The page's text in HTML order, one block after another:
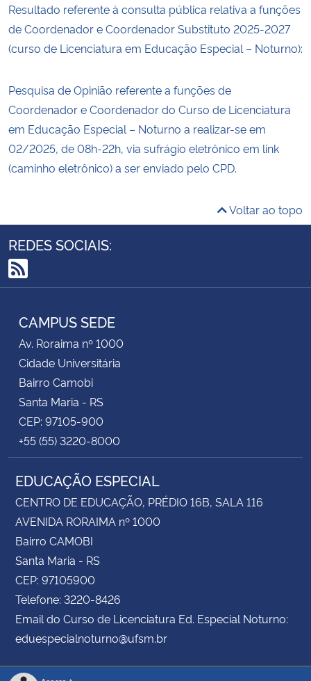
Resultado referente à consulta pública relativa a funções
de Coordenador e Coordenador Substituto 2025-2027
(curso de Licenciatura em Educação Especial – Noturno):
Pesquisa de Opinião referente a funções de
Coordenador e Coordenador do Curso de Licenciatura
em Educação Especial – Noturno a realizar-se em
02/2025, de 08h-22h, via sufrágio eletrônico em link
(caminho eletrônico) a ser enviado pelo CPD.
Voltar ao topo
REDES SOCIAIS:
RSS
CAMPUS SEDE
Av. Roraima nº 1000
Cidade Universitária
Bairro Camobi
Santa Maria - RS
CEP: 97105-900
+55 (55) 3220-8000
EDUCAÇÃO ESPECIAL
CENTRO DE EDUCAÇÃO, PRÉDIO 16B, SALA 116
AVENIDA RORAIMA nº 1000
Bairro CAMOBI
Santa Maria - RS
CEP: 97105900
Telefone: 3220-8426
Email do Curso de Licenciatura Ed. Especial Noturno:
eduespecialnoturno@ufsm.br